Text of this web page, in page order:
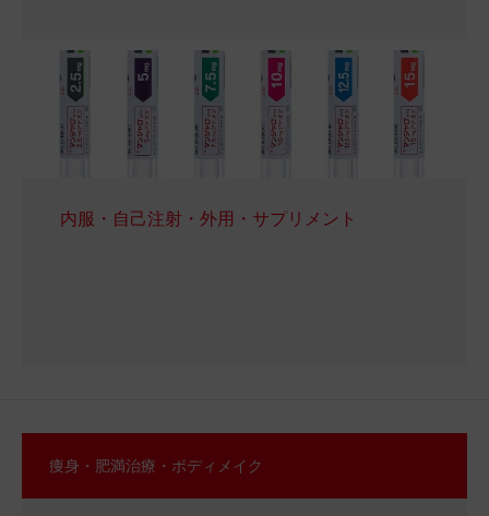
内服・自己注射・外用・サプリメント
痩身・肥満治療・ボディメイク